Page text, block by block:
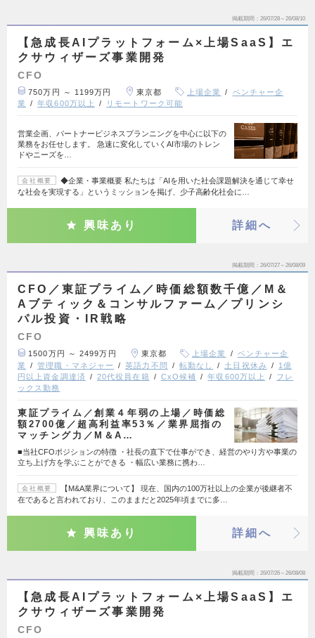
掲載期間 26/07/28～26/08/10
【急成長AIプラットフォーム×上場SaaS】エ
クサウィザーズ事業開発
CFO
750万円 ～ 1199万円 東京都 上場企業
ベンチャー企
業
年収600万以上 リモートワーク可能
営業企画、パートナービジネスプランニングを中心に以下の
業務をお任せします。 急速に変化していくAI市場のトレン
ドやニーズを…
会社概要
◆企業・事業概要 私たちは「AIを用いた社会課題解決を通じて幸せ
な社会を実現する」というミッションを掲げ、少子高齢化社会に…
興味あり 詳細へ
掲載期間 26/07/27～26/08/09
CFO／東証プライム／時価総額数千億／M＆
Aブティック＆コンサルファーム／プリンシ
パル投資・IR戦略
CFO
1500万円 ～ 2499万円 東京都 上場企業
ベンチャー企
業
管理職・マネジャー 英語力不問 転勤なし 土日祝休み
1億
円以上資金調達済
20代役員在籍 CxO候補 年収600万以上
フレ
ックス勤務
東証プライム／創業４年弱の上場／時価総
額2700億／超高利益率53％／業界屈指の
マッチング力／M＆A…
■当社CFOポジションの特徴 ・社長の直下で仕事ができ、経営のやり方や事業の
立ち上げ方を学ぶことができる ・幅広い業務に携わ…
会社概要
【M&A業界について】 現在、国内の100万社以上の企業が後継者不
在であると言われており、このままだと2025年頃までに多…
興味あり 詳細へ
掲載期間 26/07/26～26/08/08
【急成長AIプラットフォーム×上場SaaS】エ
クサウィザーズ事業開発
CFO